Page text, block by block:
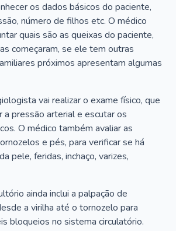
os dados básicos do paciente,
número de filhos etc. O médico
quais são as queixas do paciente,
começaram, se ele tem outras
próximos apresentam algumas
vai realizar o exame físico, que
a pressão arterial e escutar os
O médico também avaliar as
e pés, para verificar se há
pele, feridas, inchaço, varizes,
ainda inclui a palpação de
a virilha até o tornozelo para
bloqueios no sistema circulatório.